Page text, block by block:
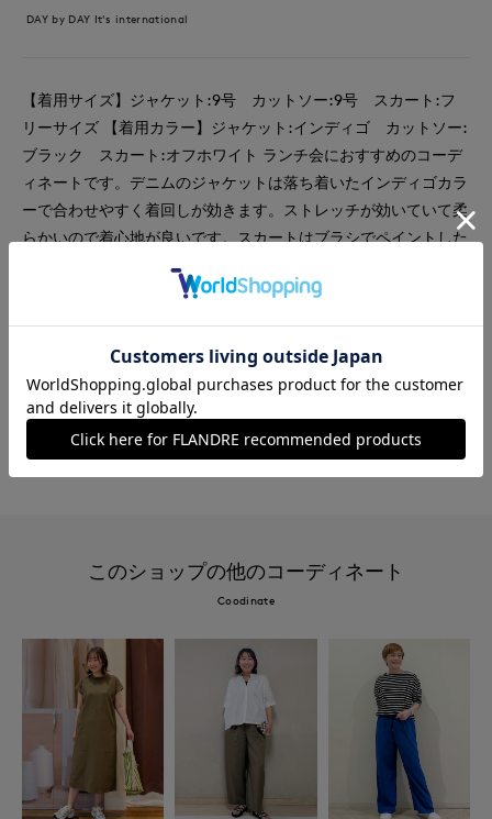
DAY by DAY It's international
【着用サイズ】ジャケット:9号 カットソー:9号 スカート:フ
リーサイズ 【着用カラー】ジャケット:インディゴ カットソー:
ブラック スカート:オフホワイト ランチ会におすすめのコーデ
ィネートです。デニムのジャケットは落ち着いたインディゴカラ
ーで合わせやすく着回しが効きます。ストレッチが効いていて柔
らかいので着心地が良いです。スカートはブラシでペイントした
ようなブラッシュプリントです。赤が差し色でかわいいです。Ｉ
ラインシルエットで体のラインを拾わないのも嬉しいポイントで
#スカート #休日 #女子会 #食事会
#ウォッシャブル #コットン #デニム #旅行
このショップの他のコーディネート
Coodinate